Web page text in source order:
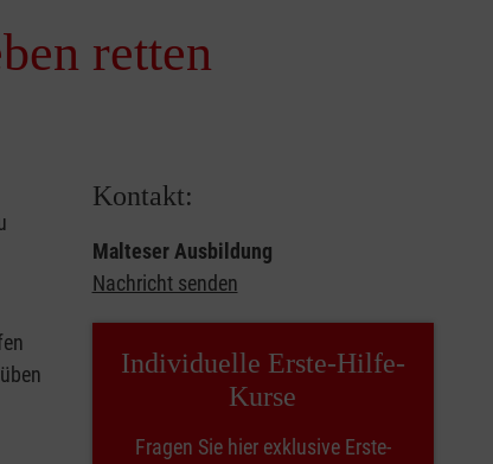
retten
Kontakt:
Malteser Ausbildung
Nachricht senden
Individuelle Erste-Hilfe-
Kurse
Fragen Sie hier exklusive Erste-